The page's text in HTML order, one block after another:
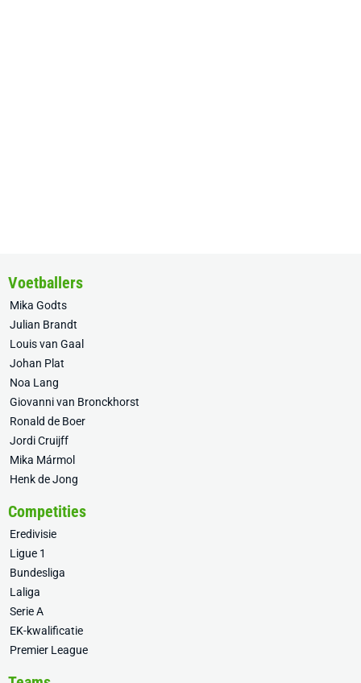
Voetballers
Mika Godts
Julian Brandt
Louis van Gaal
Johan Plat
Noa Lang
Giovanni van Bronckhorst
Ronald de Boer
Jordi Cruijff
Mika Mármol
Henk de Jong
Competities
Eredivisie
Ligue 1
Bundesliga
Laliga
Serie A
EK-kwalificatie
Premier League